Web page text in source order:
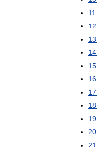
11
12
13
14
15
16
17
18
19
20
21